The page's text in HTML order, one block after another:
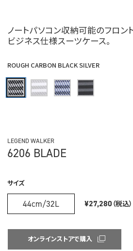
ノートパソコン収納可能のフロン
ビジネス仕様スーツケース。
LEGEND WALKER
6206 BLADE
サイズ
44cm/32L ¥27,280 （税込）
オンラインストアで購入
ROUGH CARBON BLACK SILVER